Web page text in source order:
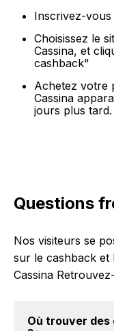
Inscrivez-
Choisissez le
Cassina, et
cashback"
Achetez votre
Cassina
jours plus tard.
Questions
Nos visiteurs se
sur le cashback et
Cassina
Où trouver des